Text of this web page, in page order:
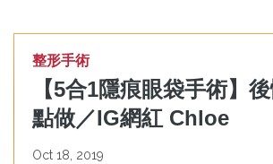
整形手術
【5合1隱痕眼袋手術】
點做／IG網紅 Chloe
Oct 18, 2019